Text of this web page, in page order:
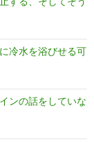
冷水を浴びせる可
ンの話をしていな